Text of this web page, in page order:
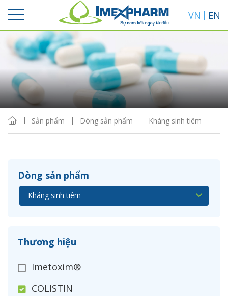
VN EN
Sản phẩm Dòng sản phẩm Kháng sinh tiêm
Dòng sản phẩm
Thương hiệu
Imetoxim®
COLISTIN
Sắp xếp
Hiển thị